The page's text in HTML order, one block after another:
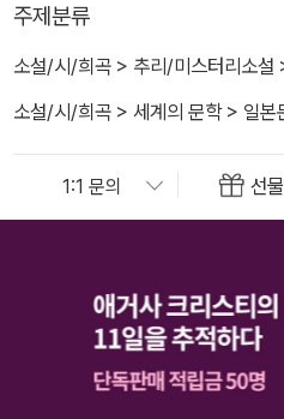
주제분류
소설/시/희곡 > 추리/미스터리소설
소설/시/희곡 > 세계의 문학> 일본
선